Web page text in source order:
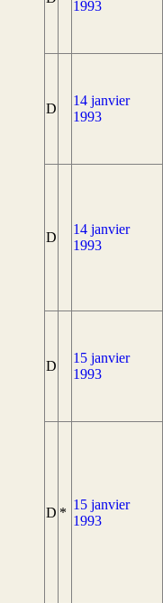
1993
D
14 janvier
1993
D
14 janvier
1993
D
15 janvier
1993
D *
15 janvier
1993